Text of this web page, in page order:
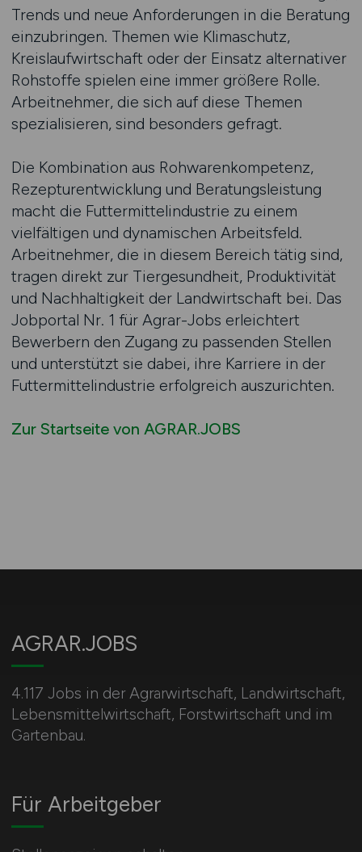
Trends und neue Anforderungen in die Beratung
einzubringen. Themen wie Klimaschutz,
Kreislaufwirtschaft oder der Einsatz alternativer
Rohstoffe spielen eine immer größere Rolle.
Arbeitnehmer, die sich auf diese Themen
spezialisieren, sind besonders gefragt.
Die Kombination aus Rohwarenkompetenz,
Rezepturentwicklung und Beratungsleistung
macht die Futtermittelindustrie zu einem
vielfältigen und dynamischen Arbeitsfeld.
Arbeitnehmer, die in diesem Bereich tätig sind,
tragen direkt zur Tiergesundheit, Produktivität
und Nachhaltigkeit der Landwirtschaft bei. Das
Jobportal Nr. 1 für Agrar-Jobs erleichtert
Bewerbern den Zugang zu passenden Stellen
und unterstützt sie dabei, ihre Karriere in der
Futtermittelindustrie erfolgreich auszurichten.
Zur Startseite von AGRAR.JOBS
AGRAR.JOBS
4.117 Jobs in der Agrarwirtschaft, Landwirtschaft,
Lebensmittelwirtschaft, Forstwirtschaft und im
Gartenbau.
Für Arbeitgeber